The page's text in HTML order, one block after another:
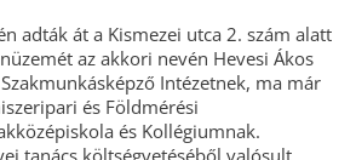
adták át a Kismezei utca 2. szám alatt
az akkori nevén Hevesi Ákos
Intézetnek, ma már
és Földmérési
és Kollégiumnak.